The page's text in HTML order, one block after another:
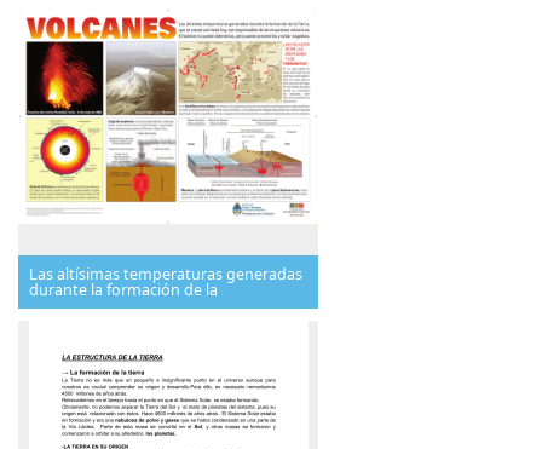
Las altísimas temperaturas generadas
durante la formación de la